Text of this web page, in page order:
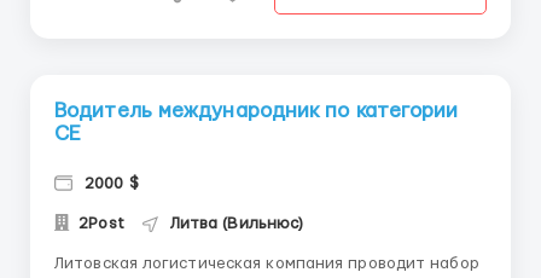
Водитель международник по категории
СЕ
2000 $
2Post Литва (Вильнюс)
Литовская логистическая компания проводит набор